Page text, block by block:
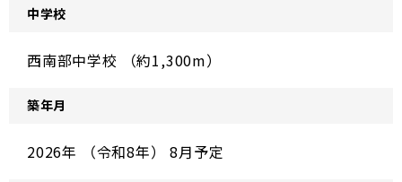
中学校
西南部中学校 （約1,300m）
築年月
2026年 （令和8年） 8月予定